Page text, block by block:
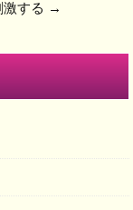
する →